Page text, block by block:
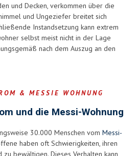
und Decken, verkommen über die
und Ungeziefer breitet sich
Instandsetzung kann extrem
selbst meist nicht in der Lage
nach dem Auszug an den
& MESSIE WOHNUNG
und die Messi-Wohnung
30.000 Menschen vom Messi-
haben oft Schwierigkeiten, ihren
bewältigen. Dieses Verhalten kann